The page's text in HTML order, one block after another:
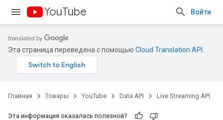
YouTube Войти
Эта страница переведена с помощью Cloud Translation API
Главная Товары YouTube Data API Live Streaming API
Эта информация оказалась полезной?